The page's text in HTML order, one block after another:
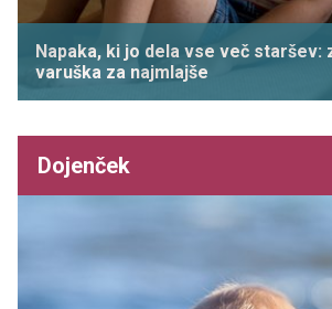
Napaka, ki jo dela vse več staršev:
varuška za najmlajše
Dojenček